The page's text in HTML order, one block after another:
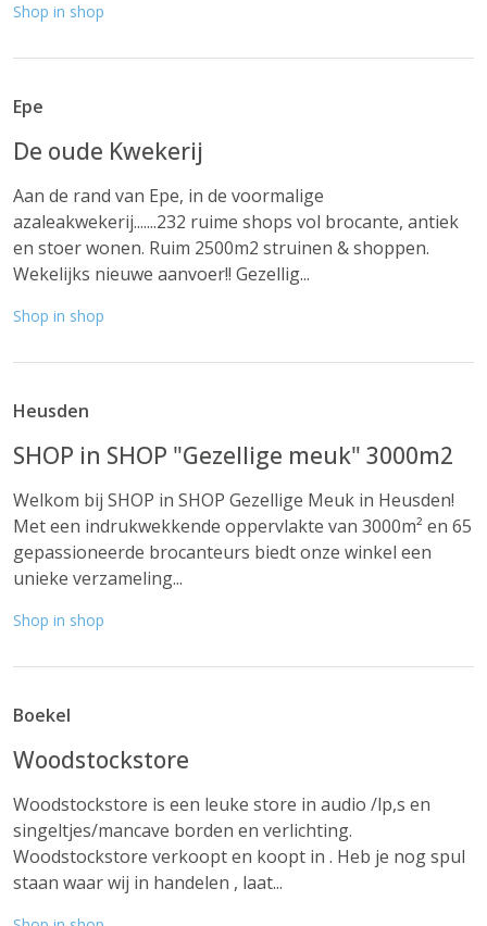
Shop in shop
Epe
De oude Kwekerij
Aan de rand van Epe, in de voormalige
azaleakwekerij.......232 ruime shops vol brocante, antiek
en stoer wonen. Ruim 2500m2 struinen & shoppen.
Wekelijks nieuwe aanvoer!! Gezellig...
Shop in shop
Heusden
SHOP in SHOP "Gezellige meuk" 3000m2
Welkom bij SHOP in SHOP Gezellige Meuk in Heusden!
Met een indrukwekkende oppervlakte van 3000m² en 65
gepassioneerde brocanteurs biedt onze winkel een
unieke verzameling...
Shop in shop
Boekel
Woodstockstore
Woodstockstore is een leuke store in audio /lp,s en
singeltjes/mancave borden en verlichting.
Woodstockstore verkoopt en koopt in . Heb je nog spul
staan waar wij in handelen , laat...